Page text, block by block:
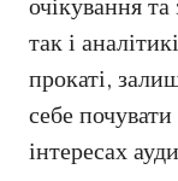
очікування та
так і
прокаті,
себе
інтересах